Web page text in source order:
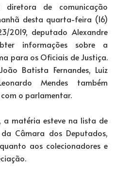
diretora de comunicação
desta quarta-feira (16)
2019, deputado Alexandre
informações sobre a
para os Oficiais de Justiça.
Batista Fernandes, Luiz
Mendes também
o parlamentar.
a matéria esteve na lista de
Câmara dos Deputados,
aos colecionadores e